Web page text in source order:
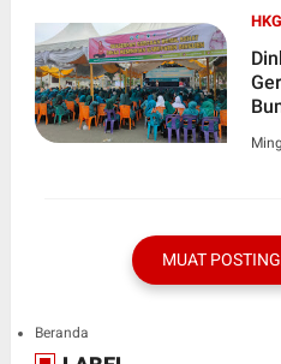
MUAT
Beranda